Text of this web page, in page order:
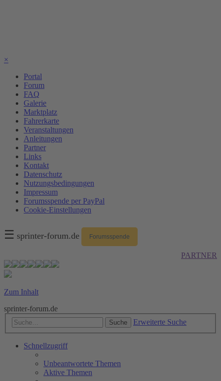
×
Portal
Forum
FAQ
Galerie
Marktplatz
Fahrerkarte
Veranstaltungen
Anleitungen
Partner
Links
Kontakt
Datenschutz
Nutzungsbedingungen
Impressum
Forumsspende per PayPal
Cookie-Einstellungen
☰ sprinter-forum.de Forumsspende
PARTNER
Zum Inhalt
sprinter-forum.de
Suche Erweiterte Suche
Schnellzugriff
Unbeantwortete Themen
Aktive Themen